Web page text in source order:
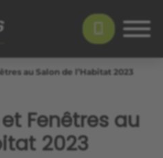
au Salon de l’Habitat 2023
Fenêtres au
2023